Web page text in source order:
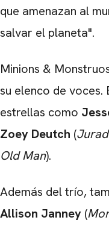
que amenazan al
salvar el planeta".
Minions &
su elenco de voces.
estrellas como
Zoey Deutch (
Old Man).
Además del trío,
Allison Janney (